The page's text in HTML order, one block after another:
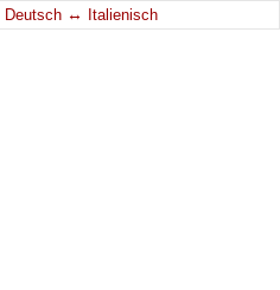
Deutsch ↔ Italienisch